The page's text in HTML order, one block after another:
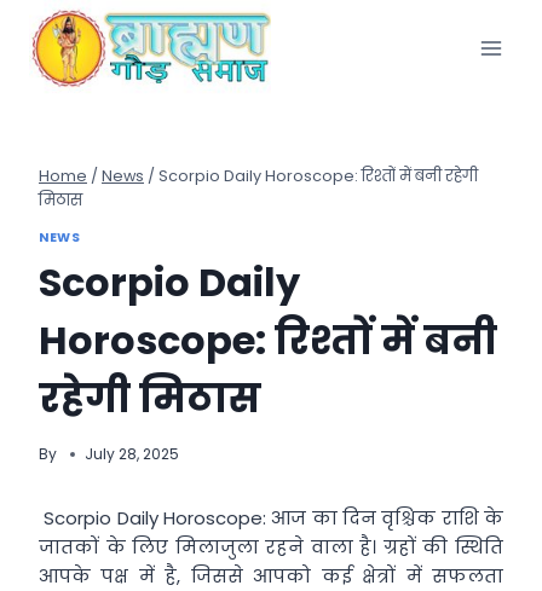
content
Home / News / Scorpio Daily Horoscope: रिश्तों में बनी रहेगी
मिठास
NEWS
Scorpio Daily
Horoscope: रिश्तों में बनी
रहेगी मिठास
By July 28, 2025
Scorpio Daily Horoscope: आज का दिन वृश्चिक राशि के
जातकों के लिए मिलाजुला रहने वाला है। ग्रहों की स्थिति
आपके पक्ष में है, जिससे आपको कई क्षेत्रों में सफलता